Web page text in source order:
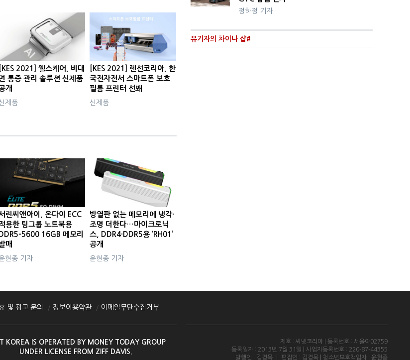
[KES 2021] 웰스케어, 비대
통증 관리 솔루션 신제품
개
제품
[KES 2021] 렌선코리아, 한
국전자전서 스마트폰 보호
필름 프린터 선봬
신제품
린씨앤아이, 온다이 ECC
용한 팀그룹 노트북용
DDR5-5600 16GB 메모리
매
현종 기자
방열판 없는 메모리에 냉각·
조명 더한다…마이크로닉
스, DDR4·DDR5용 ‘RH01’
공개
윤현종 기자
정하정 기자
유기자의 차이나 샵#
및 광고 문의 정보이용약관 이메일무단수집거부
KOREA IS OPERATED BY MONEY TODAY GROUP
UNDER LICENSE FROM ZIFF DAVIS.
제호 : 씨넷코리아 | 등록번호 : 서울아02759
등록일자 : 2013년 7월 31일 | 사업자등록번호 : 220-87-44355
발행인 : 김경묵 │ 편집인 : 김경묵 | 청소년보호책임자 : 윤현종